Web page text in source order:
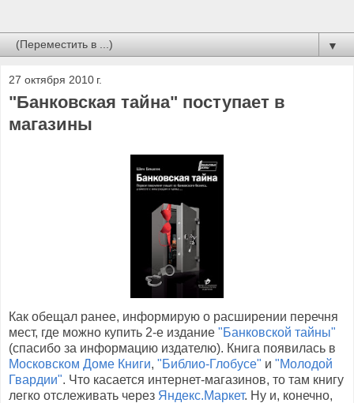
▼
27 октября 2010 г.
"Банковская тайна" поступает в
магазины
Как обещал ранее, информирую о расширении перечня
мест, где можно купить 2-е издание "Банковской тайны"
(спасибо за информацию издателю). Книга появилась в
Московском Доме Книги, "Библио-Глобусе" и "Молодой
Гвардии". Что касается интернет-магазинов, то там книгу
легко отслеживать через Яндекс.Маркет. Ну и, конечно,